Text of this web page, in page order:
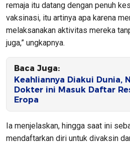
remaja itu datang dengan penuh
vaksinasi, itu artinya apa karena
melaksanakan aktivitas mereka
juga,” ungkapnya.
Baca Juga:
Keahliannya Diakui Dunia,
Dokter ini Masuk Daftar
Eropa
Ia menjelaskan, hingga saat ini
mendaftarkan diri untuk divaksin